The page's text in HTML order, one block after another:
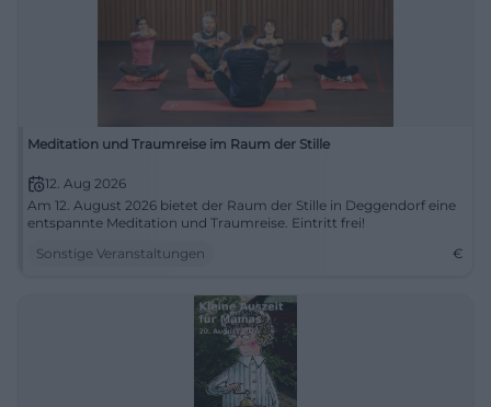
Meditation und Traumreise im Raum der Stille
12. Aug 2026
Am 12. August 2026 bietet der Raum der Stille in Deggendorf eine
entspannte Meditation und Traumreise. Eintritt frei!
Sonstige Veranstaltungen
€